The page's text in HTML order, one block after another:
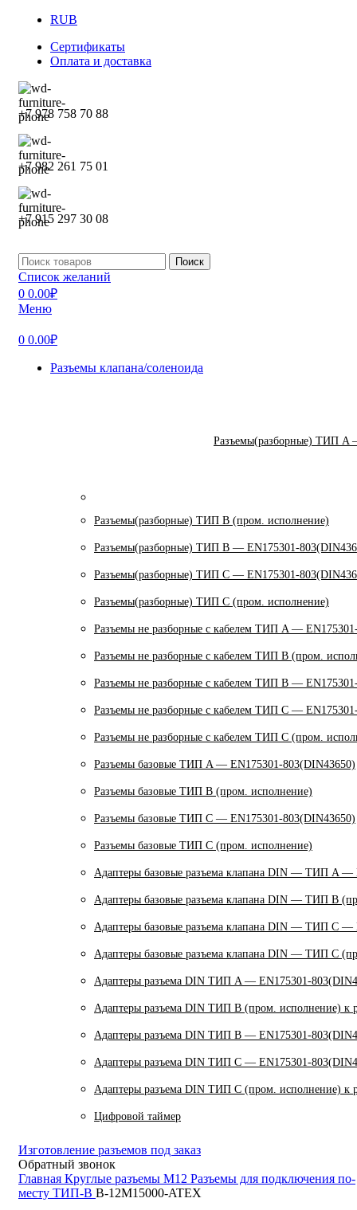
RUB
Сертификаты
Оплата и доставка
+7 978 758 70 88
+7 982 261 75 01
+7 915 297 30 08
Поиск
Список желаний
0 0.00₽
Меню
0 0.00₽
Разъемы клапана/соленоида
Разъемы(разборные) ТИП A
Разъемы(разборные) ТИП В (пром. исполнение)
Разъемы(разборные) ТИП B — EN175301-
Разъемы(разборные) ТИП C — EN175301-
Разъемы(разборные) ТИП С (пром. исполнение)
Разъемы не разборные с кабелем ТИП A —
Разъемы не разборные с кабелем ТИП B (пром.
Разъемы не разборные с кабелем ТИП B —
Разъемы не разборные с кабелем ТИП C —
Разъемы не разборные с кабелем ТИП C (пром.
Разъемы базовые ТИП A — EN175301-803(DIN43650)
Разъемы базовые ТИП В (пром. исполнение)
Разъемы базовые ТИП C — EN175301-803(DIN43650)
Разъемы базовые ТИП C (пром. исполнение)
Адаптеры базовые разъема клапана DIN — ТИП A —
Адаптеры базовые разъема клапана DIN — ТИП B
Адаптеры базовые разъема клапана DIN — ТИП C —
Адаптеры базовые разъема клапана DIN — ТИП C
Адаптеры разъема DIN ТИП A — EN175301-
Адаптеры разъема DIN ТИП B (пром. исполнение) к
Адаптеры разъема DIN ТИП B — EN175301-
Адаптеры разъема DIN ТИП C — EN175301-
Адаптеры разъема DIN ТИП C (пром. исполнение) к
Цифровой таймер
Изготовление разъемов под заказ
Обратный звонок
Главная Круглые разъемы M12 Разъемы для подключения по-
месту ТИП-В B-12M15000-ATEX